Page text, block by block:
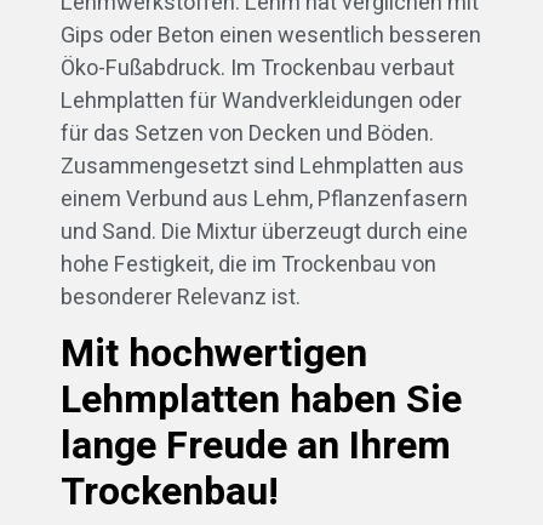
Gips oder Beton einen wesentlich besseren
Öko-Fußabdruck. Im Trockenbau verbaut
Lehmplatten für Wandverkleidungen oder
für das Setzen von Decken und Böden.
Zusammengesetzt sind Lehmplatten aus
einem Verbund aus Lehm, Pflanzenfasern
und Sand. Die Mixtur überzeugt durch eine
hohe Festigkeit, die im Trockenbau von
besonderer Relevanz ist.
Mit hochwertigen
Lehmplatten haben Sie
lange Freude an Ihrem
Trockenbau!